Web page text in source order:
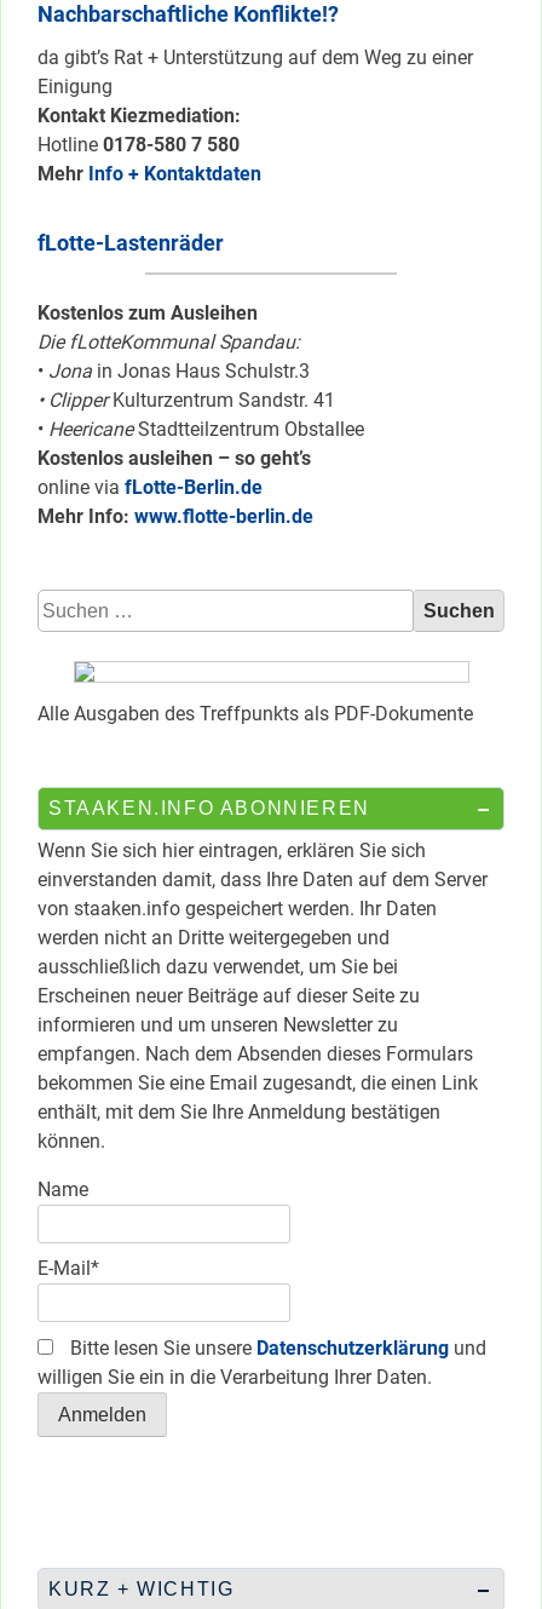
Nachbarschaftliche Konflikte!?
da gibt’s Rat + Unterstützung auf dem Weg zu einer
Einigung
Kontakt Kiezmediation:
Hotline 0178-580 7 580
Mehr Info + Kontaktdaten
fLotte-Lastenräder
Kostenlos zum Ausleihen
Die fLotteKommunal Spandau:
• Jona in Jonas Haus Schulstr.3
• ClipperKulturzentrum Sandstr. 41
• HeericaneStadtteilzentrum Obstallee
Kostenlos ausleihen – so geht’s
online via fLotte-Berlin.de
Mehr Info: www.flotte-berlin.de
Suchen
nach:
Alle Ausgaben des Treffpunkts als PDF-Dokumente
STAAKEN.INFO ABONNIEREN
Wenn Sie sich hier eintragen, erklären Sie sich
einverstanden damit, dass Ihre Daten auf dem Server
von staaken.info gespeichert werden. Ihr Daten
werden nicht an Dritte weitergegeben und
ausschließlich dazu verwendet, um Sie bei
Erscheinen neuer Beiträge auf dieser Seite zu
informieren und um unseren Newsletter zu
empfangen. Nach dem Absenden dieses Formulars
bekommen Sie eine Email zugesandt, die einen Link
enthält, mit dem Sie Ihre Anmeldung bestätigen
können.
Name
E-Mail*
Bitte lesen Sie unsere Datenschutzerklärung und
willigen Sie ein in die Verarbeitung Ihrer Daten.
KURZ + WICHTIG